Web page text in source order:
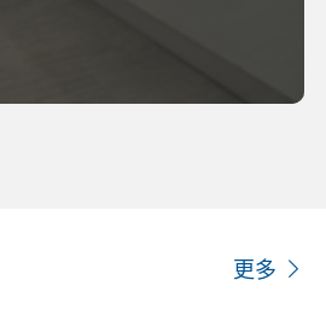
更多